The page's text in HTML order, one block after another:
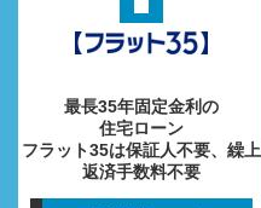
最長35年固定金利の
住宅ローン
フラット35は保証人不要、繰上
返済手数料不要